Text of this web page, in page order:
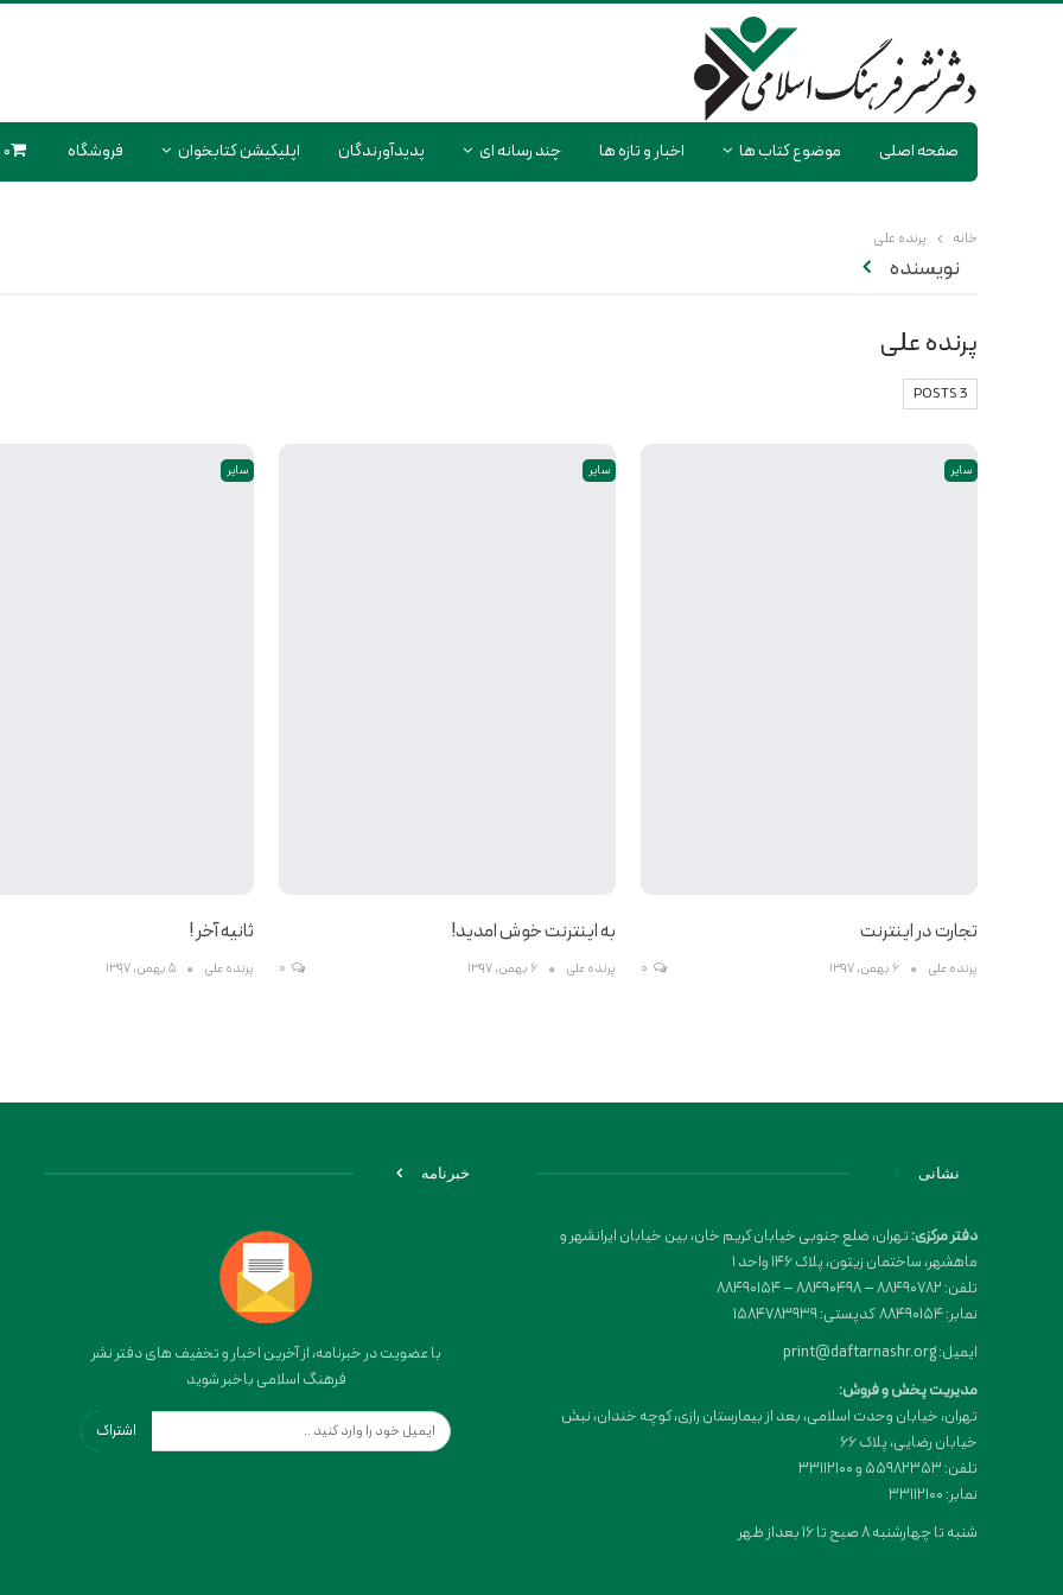
صفحه اصلی موضوع کتاب ها اخبار و تازه ها چند رسانه ای پدیدآورندگان اپلیکیشن کتابخوان فروشگاه 0 محصول
خانه پرنده علی
نویسنده
پرنده علی
3 POSTS
سایر
تجارت در اینترنت
پرنده علی 6 بهمن, 1397
سایر
به اینترنت خوش امدید!
پرنده علی 6 بهمن, 1397
سایر
ثانیه آخر !
پرنده علی 5 بهمن, 1397
نشانی
دفتر مرکزی:تهران، ضلع جنوبی خیابان کریم خان، بین خیابان ایرانشهر و
ماهشهر، ساختمان زیتون، پلاک 146 واحد 1
تلفن: 88490782 – 88490498 – 88490154
نمابر: 88490154 کدپستی: 1584783939
ایمیل: print@daftarnashr.org
مدیریت پخش و فروش:
تهران، خیابان وحدت اسلامی، بعد از بیمارستان رازی، کوچه خندان، نبش
خیابان رضایی، پلاک ۶۶
تلفن: 55982353 و 33112100
نمابر: 33112100
شنبه تا چهارشنبه 8 صبح تا 16 بعداز ظهر
خبرنامه
با عضویت در خبرنامه، از آخرین اخبار و تخفیف های دفتر نشر
فرهنگ اسلامی باخبر شوید
اشتراک